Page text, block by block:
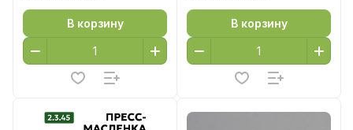
В корзину В корзину